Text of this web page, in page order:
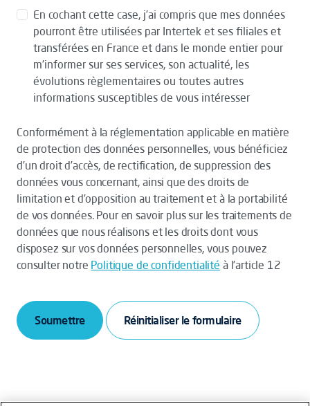
En cochant cette case, j’ai compris que mes données
pourront être utilisées par Intertek et ses filiales et
transférées en France et dans le monde entier pour
m’informer sur ses services, son actualité, les
évolutions règlementaires ou toutes autres
informations susceptibles de vous intéresser
Conformément à la réglementation applicable en matière
de protection des données personnelles, vous bénéficiez
d’un droit d’accès, de rectification, de suppression des
données vous concernant, ainsi que des droits de
limitation et d’opposition au traitement et à la portabilité
de vos données. Pour en savoir plus sur les traitements de
données que nous réalisons et les droits dont vous
disposez sur vos données personnelles, vous pouvez
consulter notre Politique de confidentialité à l’article 12
Soumettre